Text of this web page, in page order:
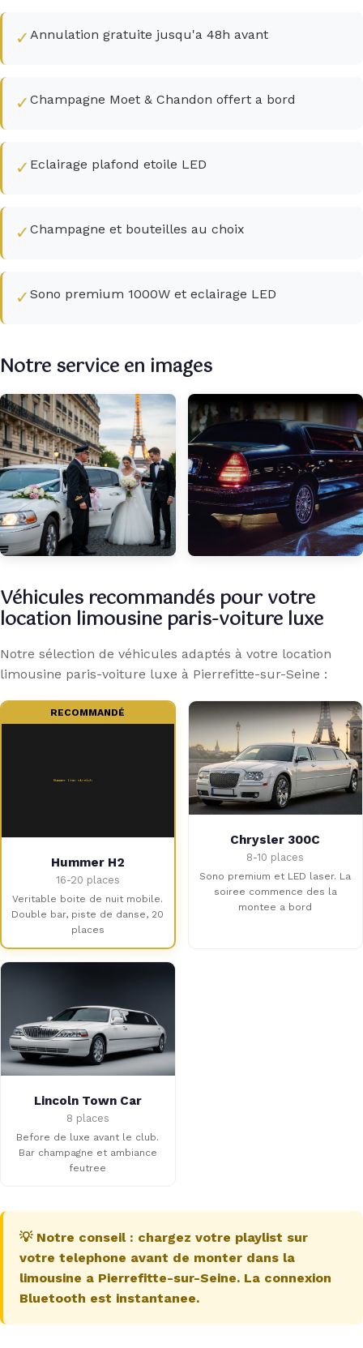
✓ Annulation gratuite jusqu'a 48h avant
✓ Champagne Moet & Chandon offert a bord
✓ Eclairage plafond etoile LED
✓ Champagne et bouteilles au choix
✓ Sono premium 1000W et eclairage LED
Notre service en images
Véhicules recommandés pour votre
location limousine paris-voiture luxe
Notre sélection de véhicules adaptés à votre location
limousine paris-voiture luxe à Pierrefitte-sur-Seine :
RECOMMANDÉ
Hummer H2
16-20 places
Veritable boite de nuit mobile.
Double bar, piste de danse, 20
places
Chrysler 300C
8-10 places
Sono premium et LED laser. La
soiree commence des la
montee a bord
Lincoln Town Car
8 places
Before de luxe avant le club.
Bar champagne et ambiance
feutree
💡 Notre conseil : chargez votre playlist sur
votre telephone avant de monter dans la
limousine a Pierrefitte-sur-Seine. La connexion
Bluetooth est instantanee.